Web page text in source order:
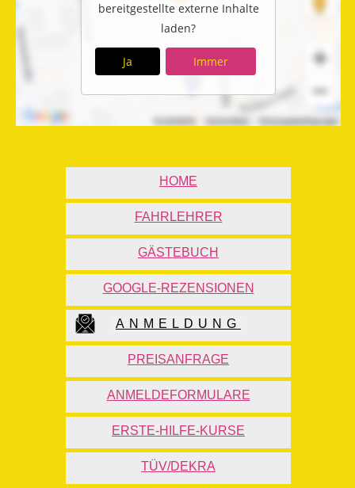
bereitgestellte externe Inhalte
laden?
Ja Immer
HOME
FAHRLEHRER
GÄSTEBUCH
GOOGLE-REZENSIONEN
ANMELDUNG
PREISANFRAGE
ANMELDEFORMULARE
ERSTE-HILFE-KURSE
TÜV/DEKRA